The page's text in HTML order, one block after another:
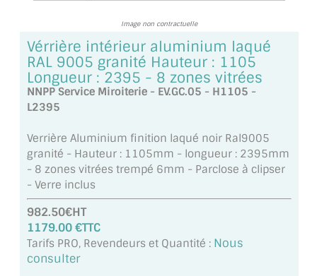
TOUS LES TARIFS AU M2
INSPIRATIONS ET NOUVEAUTÉS
AMBIANCE LAITON BROSSÉ
MIROIR SUR MESURE
MIROIR VIEILLI
MIROIR DÉCORATIF DE COULEUR
LOTS DE MIROIRS EN MOZAÏQUE
Image non contractuelle
Vérrière intérieur aluminium laqué
RAL 9005 granité Hauteur : 1105
Longueur : 2395 - 8 zones vitrées
NNPP Service Miroiterie - EV.GC.05 - H1105 -
L2395
Verrière Aluminium finition laqué noir Ral9005
granité - Hauteur : 1105mm - longueur : 2395mm
- 8 zones vitrées trempé 6mm - Parclose à clipser
- Verre inclus
982.50€HT
1179.00 €TTC
Tarifs PRO, Revendeurs et Quantité : Nous
consulter